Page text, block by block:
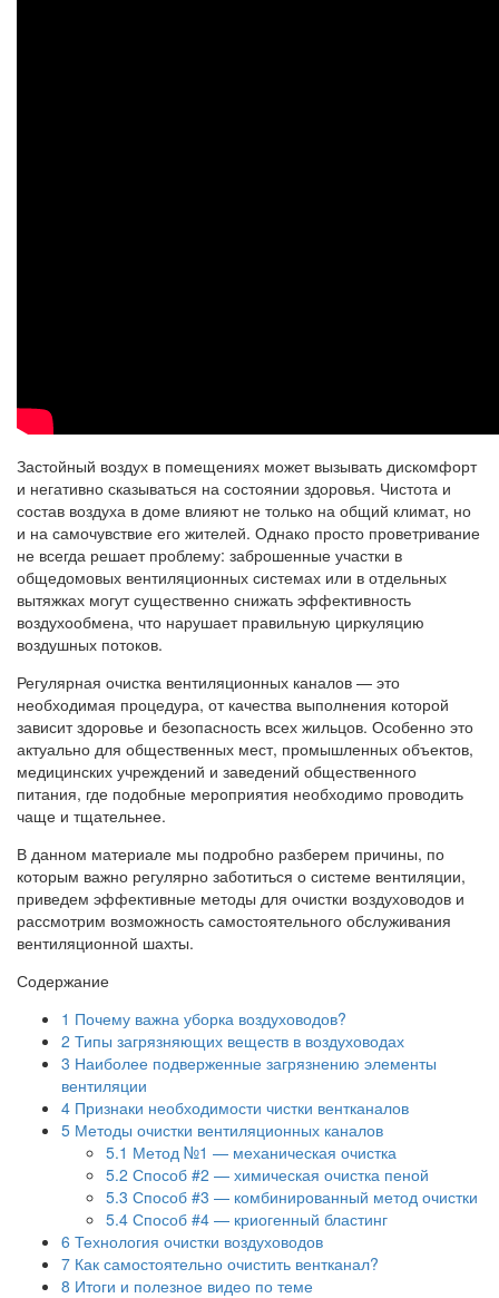
Застойный воздух в помещениях может вызывать дискомфорт
и негативно сказываться на состоянии здоровья. Чистота и
состав воздуха в доме влияют не только на общий климат, но
и на самочувствие его жителей. Однако просто проветривание
не всегда решает проблему: заброшенные участки в
общедомовых вентиляционных системах или в отдельных
вытяжках могут существенно снижать эффективность
воздухообмена, что нарушает правильную циркуляцию
воздушных потоков.
Регулярная очистка вентиляционных каналов — это
необходимая процедура, от качества выполнения которой
зависит здоровье и безопасность всех жильцов. Особенно это
актуально для общественных мест, промышленных объектов,
медицинских учреждений и заведений общественного
питания, где подобные мероприятия необходимо проводить
чаще и тщательнее.
В данном материале мы подробно разберем причины, по
которым важно регулярно заботиться о системе вентиляции,
приведем эффективные методы для очистки воздуховодов и
рассмотрим возможность самостоятельного обслуживания
вентиляционной шахты.
Содержание
1 Почему важна уборка воздуховодов?
2 Типы загрязняющих веществ в воздуховодах
3 Наиболее подверженные загрязнению элементы
вентиляции
4 Признаки необходимости чистки вентканалов
5 Методы очистки вентиляционных каналов
5.1 Метод №1 — механическая очистка
5.2 Способ #2 — химическая очистка пеной
5.3 Способ #3 — комбинированный метод очистки
5.4 Способ #4 — криогенный бластинг
6 Технология очистки воздуховодов
7 Как самостоятельно очистить вентканал?
8 Итоги и полезное видео по теме